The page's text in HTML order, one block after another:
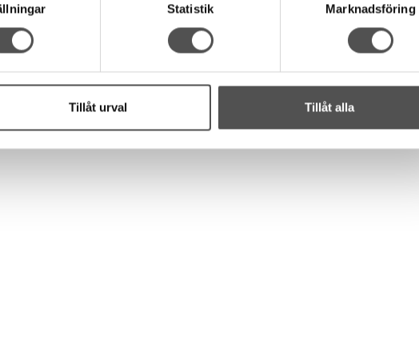
Statistik Marknadsföring
Tillåt urval Tillåt alla
Finns i lager